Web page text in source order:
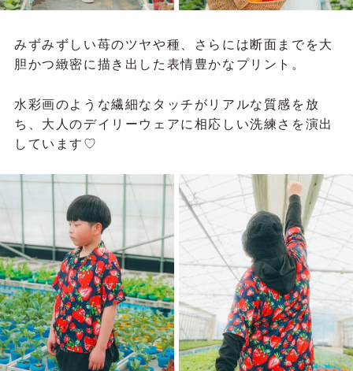
みずみずしい苺のツヤや種、さらには断面までを大
胆かつ緻密に描き出した表情豊かなプリント。
水彩画のような繊細なタッチがリアルな質感を放
ち、大人のデイリーウェアに相応しい洗練さを演出
しています♡